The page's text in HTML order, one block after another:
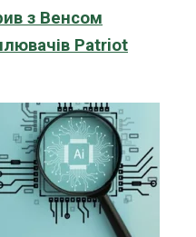
з Венсом
Patriot